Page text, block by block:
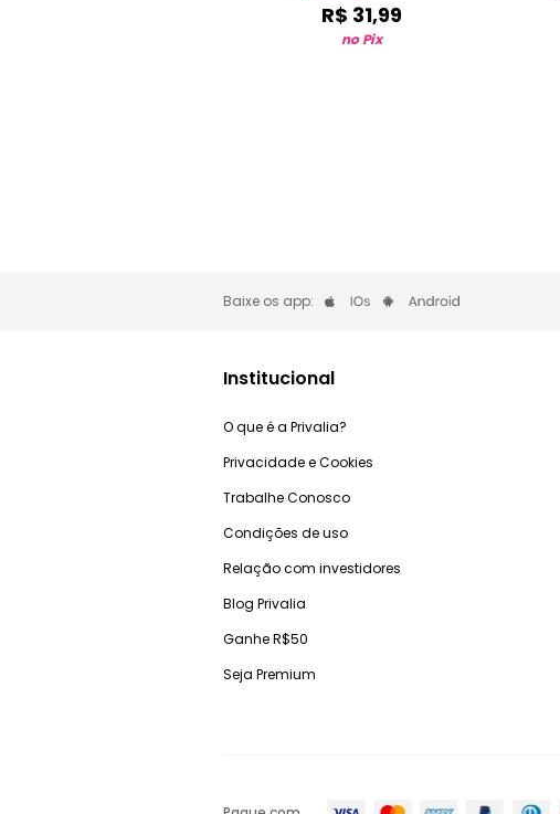
R$ 31,99
no Pix
Baixe os app:
Institucional
O que é a Privalia?
Privacidade e Cookies
Trabalhe Conosco
Condições de uso
Relação com investidores
Blog Privalia
Ganhe R$50
Seja Premium